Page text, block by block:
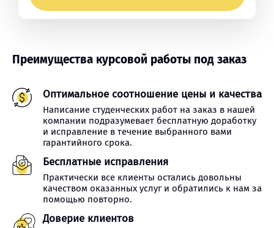
Преимущества курсовой работы под заказ
Оптимальное соотношение цены и качества
Написание студенческих работ на заказ в нашей
компании подразумевает бесплатную доработку
и исправление в течение выбранного вами
гарантийного срока.
Бесплатные исправления
Практически все клиенты остались довольны
качеством оказанных услуг и обратились к нам за
помощью повторно.
Доверие клиентов